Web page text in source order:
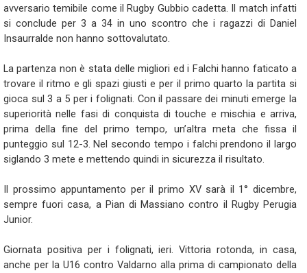
avversario temibile come il Rugby Gubbio cadetta. Il match infatti
si conclude per 3 a 34 in uno scontro che i ragazzi di Daniel
Insaurralde non hanno sottovalutato.
La partenza non è stata delle migliori ed i Falchi hanno faticato a
trovare il ritmo e gli spazi giusti e per il primo quarto la partita si
gioca sul 3 a 5 per i folignati. Con il passare dei minuti emerge la
superiorità nelle fasi di conquista di touche e mischia e arriva,
prima della fine del primo tempo, un’altra meta che fissa il
punteggio sul 12-3. Nel secondo tempo i falchi prendono il largo
siglando 3 mete e mettendo quindi in sicurezza il risultato.
Il prossimo appuntamento per il primo XV sarà il 1° dicembre,
sempre fuori casa, a Pian di Massiano contro il Rugby Perugia
Junior.
Giornata positiva per i folignati, ieri. Vittoria rotonda, in casa,
anche per la U16 contro Valdarno alla prima di campionato della